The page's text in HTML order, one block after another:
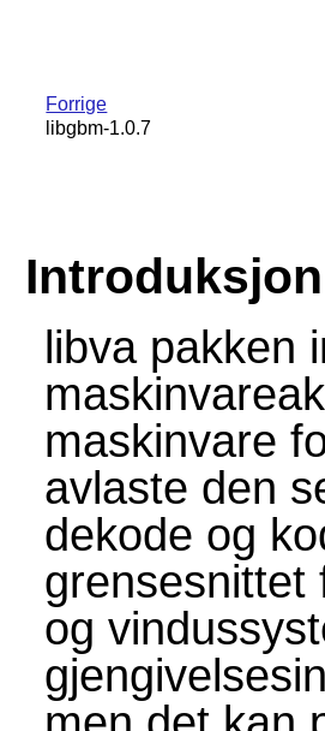
Forrige
libgbm-1.0.7
libva pakken
maskinvare
avlaste den
dekode og
grensesnittet
og